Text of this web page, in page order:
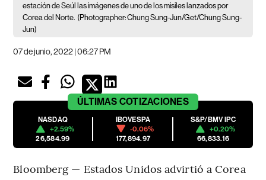
estación de Seúl las imágenes de uno de los misiles lanzados por
Corea del Norte. (Photographer: Chung Sung-Jun/Get/Chung Sung-
Jun)
07 de junio, 2022 | 06:27 PM
ÚLTIMAS COTIZACIONES
NASDAQ
+2.59%
26,584.99
IBOVESPA
-0.06%
177,894.97
S&P/BMV IPC
+0.20%
66,833.16
Bloomberg — Estados Unidos advirtió a Corea